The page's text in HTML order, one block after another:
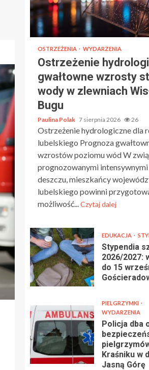
OSTRZEŻENIA WYDARZENIA
Ostrzeżenie
gwałtowne wzrosty
wody w zlewniach
Bugu
Paulina Polak 7 sierpnia 2026 26
Ostrzeżenie hydrologiczne dla
lubelskiego Prognoza
wzrostów poziomu wód W
prognozowanymi
deszczu, mieszkańcy
lubelskiego powinni
możliwość...Czytaj dalej
EDUKACJA
Stypendia
2026/2027:
do 15
PIELGRZYMKI
WYDARZENIA
Policja dba
Kraśniku w
Jasną Górę